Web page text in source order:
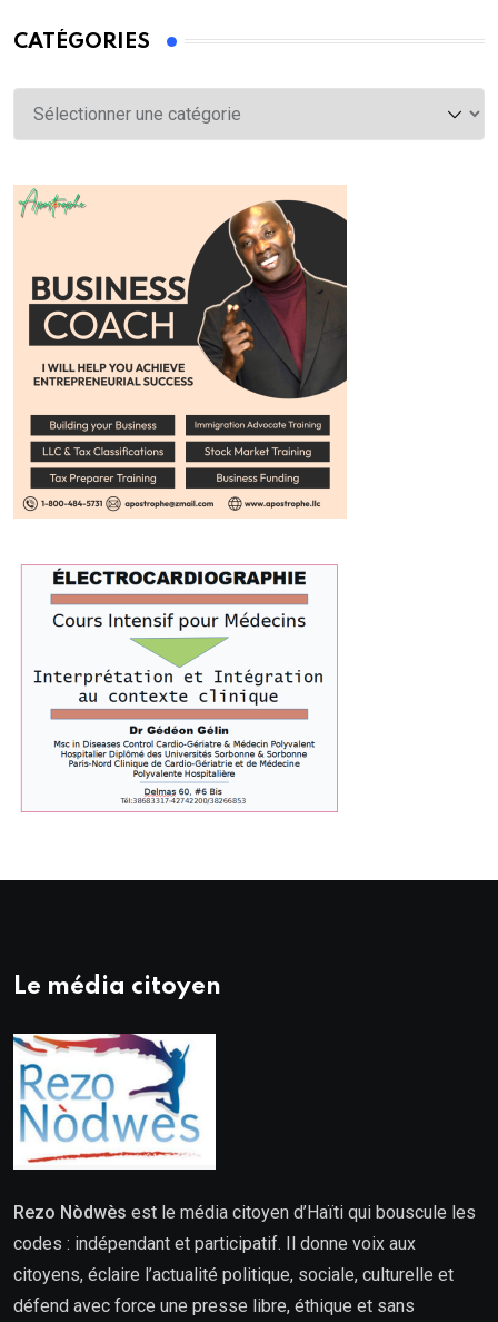
CATÉGORIES
Le média citoyen
Rezo Nòdwès est le média citoyen d’Haïti qui bouscule les
codes : indépendant et participatif. Il donne voix aux
citoyens, éclaire l’actualité politique, sociale, culturelle et
défend avec force une presse libre, éthique et sans